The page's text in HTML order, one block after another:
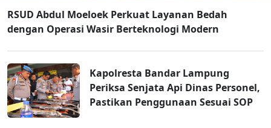
RSUD Abdul Moeloek Perkuat Layanan Bedah
dengan Operasi Wasir Berteknologi Modern
Kapolresta Bandar Lampung
Periksa Senjata Api Dinas Personel,
Pastikan Penggunaan Sesuai SOP